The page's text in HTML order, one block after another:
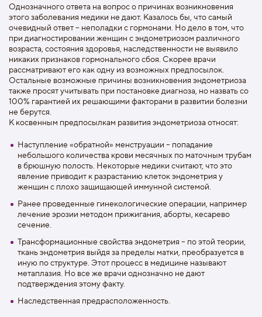
Однозначного ответа на вопрос о причинах возникновения
этого заболевания медики не дают. Казалось бы, что самый
очевидный ответ – неполадки с гормонами. Но дело в том, что
при диагностировании женщин с эндометриозом различного
возраста, состояния здоровья, наследственности не выявило
никаких признаков гормонального сбоя. Скорее врачи
рассматривают его как одну из возможных предпосылок.
Остальные возможные причины возникновения эндометриоза
также просят учитывать при постановке диагноза, но назвать со
100% гарантией их решающими факторами в развитии болезни
не берутся.
К косвенным предпосылкам развития эндометриоза относят:
Наступление «обратной» менструации – попадание
небольшого количества крови месячных по маточным трубам
в брюшную полость. Некоторые медики считают, что это
явление приводит к разрастанию клеток эндометрия у
женщин с плохо защищающей иммунной системой.
Ранее проведенные гинекологические операции, например
лечение эрозии методом прижигания, аборты, кесарево
сечение.
Трансформационные свойства эндометрия – по этой теории,
ткань эндометрия выйдя за пределы матки, преобразуется в
иную по структуре. Этот процесс в медицине называют
метаплазия. Но все же врачи однозначно не дают
подтверждения этому факту.
Наследственная предрасположенность.